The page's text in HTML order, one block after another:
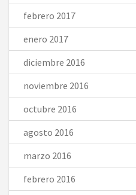
febrero 2017
enero 2017
diciembre 2016
noviembre 2016
octubre 2016
agosto 2016
marzo 2016
febrero 2016